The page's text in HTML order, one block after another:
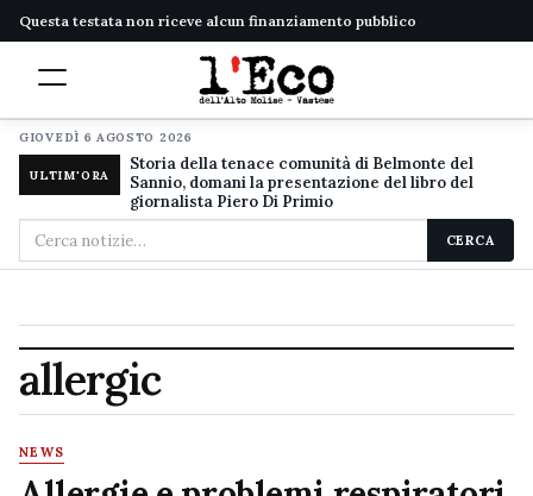
Questa testata non riceve alcun finanziamento pubblico
GIOVEDÌ 6 AGOSTO 2026
ULTIM'ORA
Storia della tenace comunità di Belmonte del
Sannio, domani la presentazione del libro del
giornalista Piero Di Primio
Cerca
nel
CERCA
allergic
NEWS